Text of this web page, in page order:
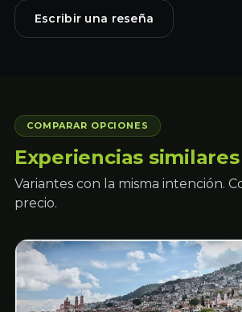
Escribir una reseña
COMPARAR OPCIONES
Experiencias similares
Variantes con la misma intención.
precio.